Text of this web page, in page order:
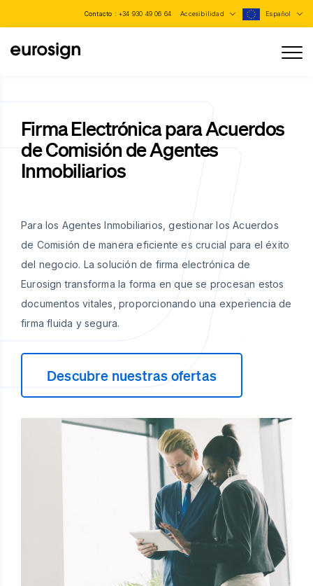
Contacto : +34 930 49 06 64 Accesibilidad Español
Firma Electrónica para Acuerdos
de Comisión de Agentes
Inmobiliarios
Para los Agentes Inmobiliarios, gestionar los Acuerdos
de Comisión de manera eficiente es crucial para el éxito
del negocio. La solución de firma electrónica de
Eurosign transforma la forma en que se procesan estos
documentos vitales, proporcionando una experiencia de
firma fluida y segura.
Descubre nuestras ofertas